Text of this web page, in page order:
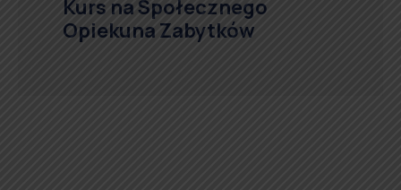
Kurs na Społecznego
Opiekuna Zabytków